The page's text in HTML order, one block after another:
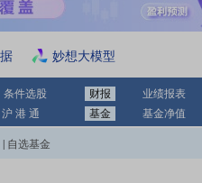
妙想大模型
条件选股 财报 业绩报表
沪 港 通 基金 基金净值
自选基金